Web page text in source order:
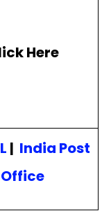
Here
| India Post
Office